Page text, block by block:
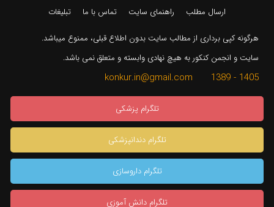
ارسال مطلب راهنمای سایت تماس با ما تبلیغات
هرگونه کپی برداری از مطالب سایت بدون اطلاع قبلی، ممنوع میباشد.
سایت و انجمن کنکور به هیچ نهادی وابسته و متعلق نمی باشد.
1405 - 1389 konkur.in@gmail.com
تلگرام پزشکی
تلگرام دندانپزشکی
تلگرام داروسازی
تلگرام دانش آموزی